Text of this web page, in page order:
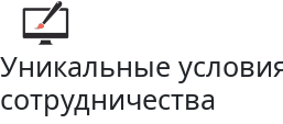
Уникальные
сотрудничества